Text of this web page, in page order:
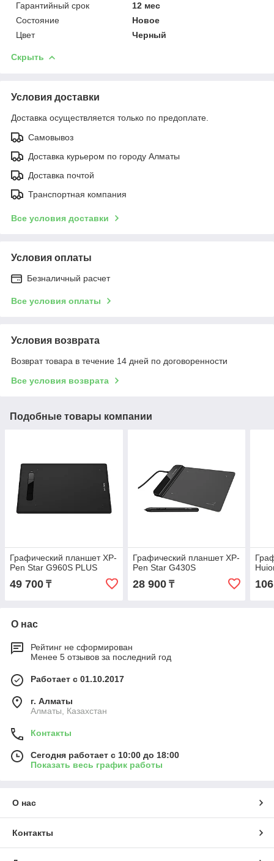
Гарантийный срок
12 мес
Состояние
Новое
Цвет
Черный
Скрыть
Условия доставки
Доставка осуществляется только по предоплате.
Самовывоз
Доставка курьером по городу Алматы
Доставка почтой
Транспортная компания
Все условия доставки
Условия оплаты
Безналичный расчет
Все условия оплаты
Условия возврата
Возврат товара в течение 14 дней по договоренности
Все условия возврата
Подобные товары компании
Графический планшет XP-
Pen Star G960S PLUS
49 700 ₸
Графический планшет XP-
Pen Star G430S
28 900₸
О нас
Рейтинг не сформирован
Менее 5 отзывов за последний год
Работает с 01.10.2017
г. Алматы
Алматы, Казахстан
Контакты
Сегодня работает с 10:00 до 18:00
Показать весь график работы
О нас
Контакты